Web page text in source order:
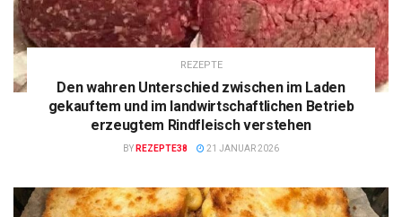
REZEPTE
Den wahren Unterschied zwischen im Laden
gekauftem und im landwirtschaftlichen Betrieb
erzeugtem Rindfleisch verstehen
BY REZEPTE38 21 JANUAR 2026